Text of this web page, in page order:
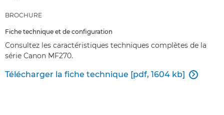
BROCHURE
Fiche technique et de configuration
Consultez les caractéristiques techniques complètes de la
série Canon MF270.
Télécharger la fiche technique [pdf, 1604 kb] 